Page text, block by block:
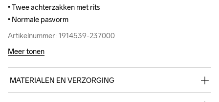
• Twee achterzakken met rits
• Normale pasvorm
Artikelnummer: 1914539-237000
• Twee achterzakken met rits
• Normale pasvorm
Artikelnummer: 1914539-237000
Meer tonen
MATERIALEN EN VERZORGING